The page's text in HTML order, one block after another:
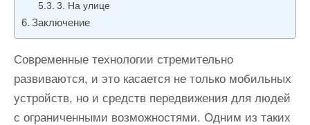
3. На улице
Заключение
Современные технологии стремительно
развиваются, и это касается не только мобильных
устройств, но и средств передвижения для людей
с ограниченными возможностями. Одним из таких